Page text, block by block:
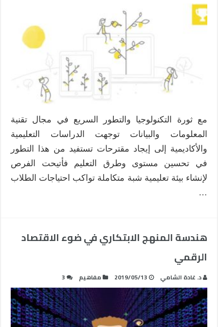
مرشد
التعلم
التكيفي
دافعية
الطالبات
للتعلم
مغلقة
مع ثورة التكنولوجيا والتطور السريع في مجال تقنية
المعلومات والبيانات توجهت الدراسات التعليمية
والأكاديمية إلى إيجاد مقترحات تستفيد من هذا التطور
في تحسين مستوى وطرق التعليم فأتيحت الفرص
لإنشاء بيئة تعليمية شبة متكاملة تواكب احتياجات الطلاب
…
هندسة المنهج الابتكاري في ضوء الاقتصاد
الرقمي
د. غادة الشامي 2019/05/13 مفاهيم 3